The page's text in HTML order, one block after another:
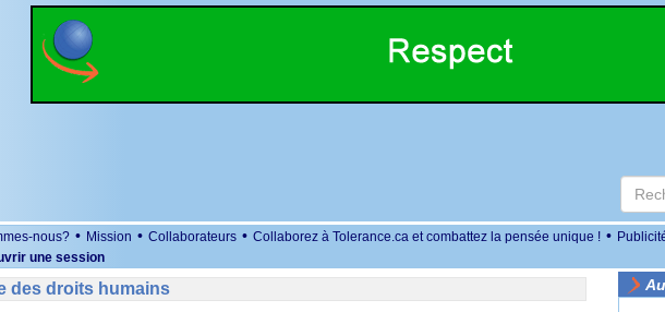
nous? • Mission • Collaborateurs • Collaborez à Tolerance.ca et combattez la pensée unique ! •
une session
des droits humains